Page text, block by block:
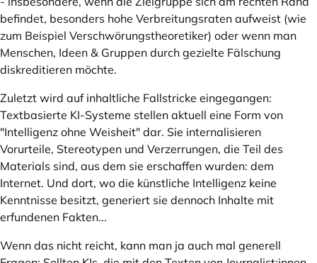
befindet, besonders hohe Verbreitungsraten aufweist (wie
zum Beispiel Verschwörungstheoretiker) oder wenn man
Menschen, Ideen & Gruppen durch gezielte Fälschung
diskreditieren möchte.
Zuletzt wird auf inhaltliche Fallstricke eingegangen:
Textbasierte KI-Systeme stellen aktuell eine Form von
"Intelligenz ohne Weisheit" dar. Sie internalisieren
Vorurteile, Stereotypen und Verzerrungen, die Teil des
Materials sind, aus dem sie erschaffen wurden: dem
Internet. Und dort, wo die künstliche Intelligenz keine
Kenntnisse besitzt, generiert sie dennoch Inhalte mit
erfundenen Fakten...
Wenn das nicht reicht, kann man ja auch mal generell